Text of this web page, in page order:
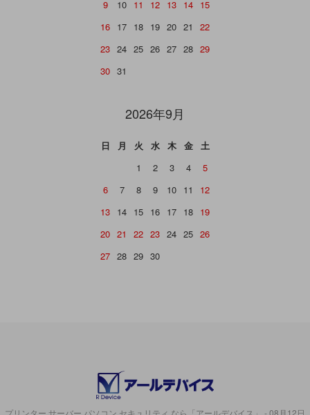
9
10 11 12 13 14 15
16 17 18 19 20 21
22
23 24 25 26 27 28 29
30 31
2026年9月
日 月 火 水 木 金
土
1
2 3 4
5
6
7 8 9 10 11
12
13 14 15 16 17 18 19
20 21 22 23 24 25 26
27 28 29 30